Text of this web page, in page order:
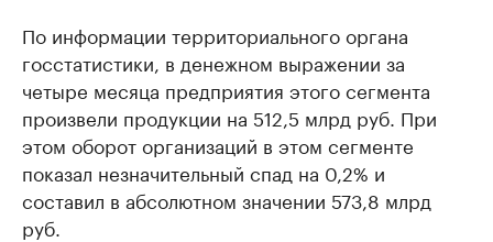
По информации территориального органа
госстатистики, в денежном выражении за
четыре месяца предприятия этого сегмента
произвели продукции на 512,5 млрд руб. При
этом оборот организаций в этом сегменте
показал незначительный спад на 0,2% и
составил в абсолютном значении 573,8 млрд
руб.